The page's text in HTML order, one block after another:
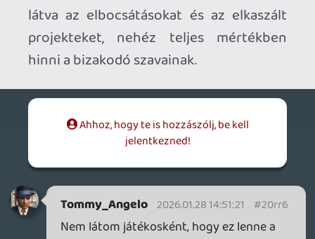
ügyességi-logikai feldványok túl
archaikusnak tűnnek, de a harcnál én
rendre szenvedek. És nem hinném, hogy a
hc soulslike játékosokon kívül sokan
teleportálnak az ellenfelek...
p34c3 2026.01.21 22:36:50
meglátjuk. Digitálisan most 13500 Ft az
alapjáték + Season Pass, vagy
lemezes kiadást az alapváltozatból + külön